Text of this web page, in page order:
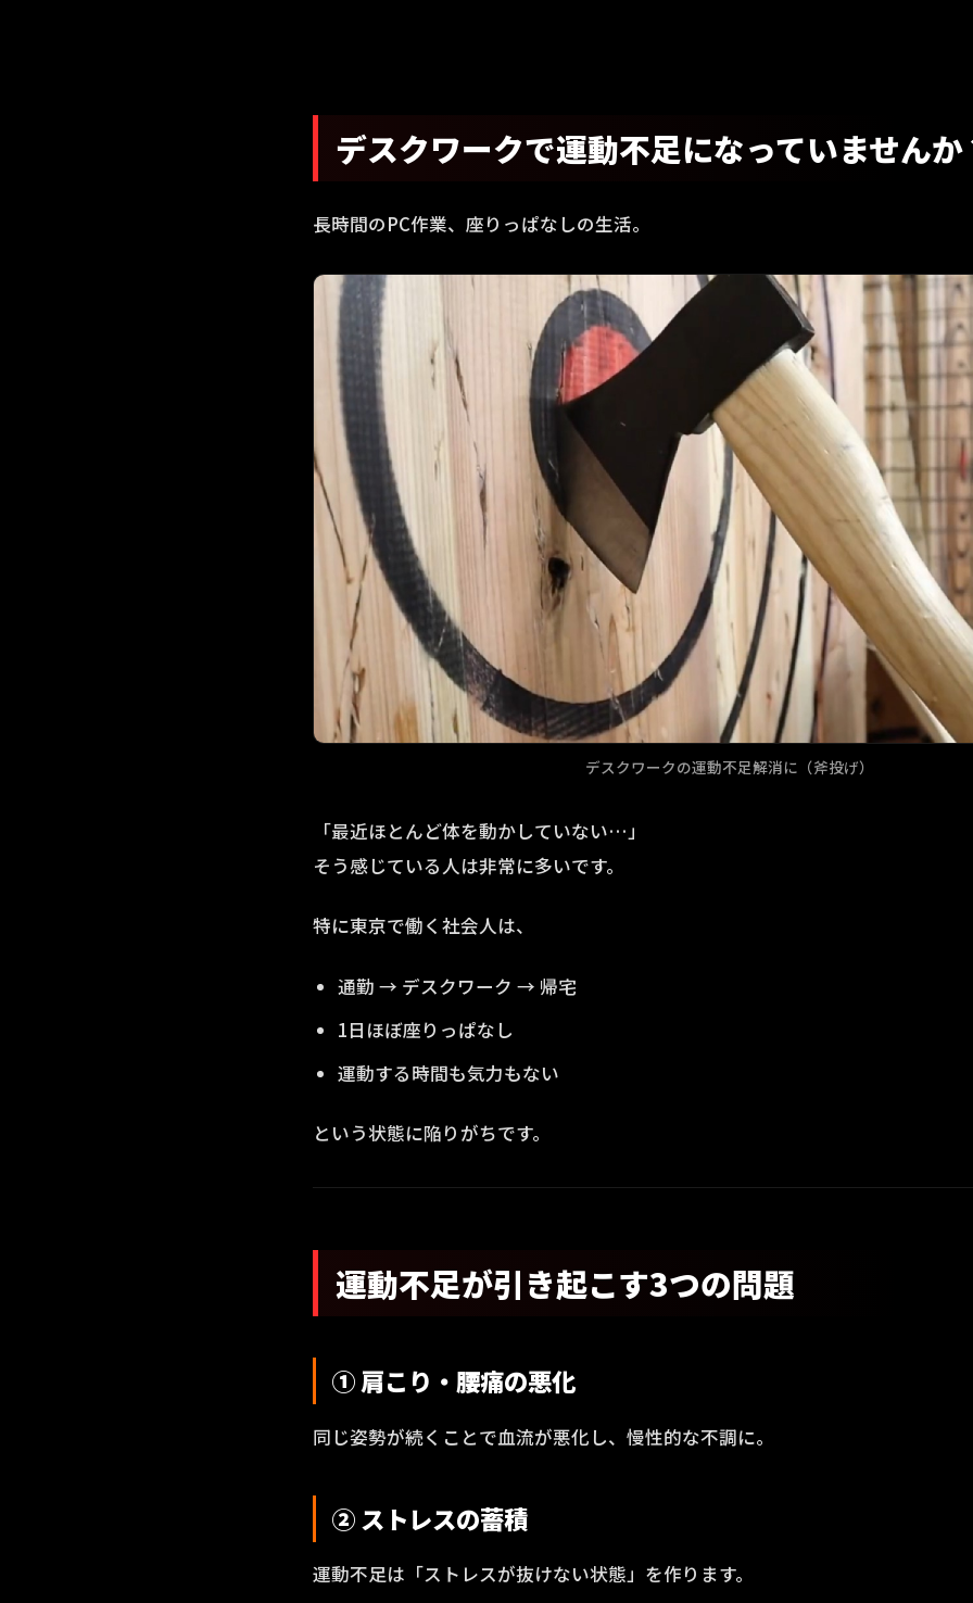
デスクワークで運動不足になっていませんか
長時間のPC作業、座りっぱなしの生活。
デスクワークの運動不足解消に（斧投げ）
「最近ほとんど体を動かしていない…」
そう感じている人は非常に多いです。
特に東京で働く社会人は、
通勤 → デスクワーク → 帰宅
1日ほぼ座りっぱなし
運動する時間も気力もない
という状態に陥りがちです。
運動不足が引き起こす3つの問題
① 肩こり・腰痛の悪化
同じ姿勢が続くことで血流が悪化し、慢性的な不調に。
② ストレスの蓄積
運動不足は「ストレスが抜けない状態」を作ります。